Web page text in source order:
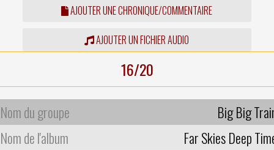
AJOUTER UNE CHRONIQUE/COMMENTAIRE
AJOUTER UN FICHIER AUDIO
16/20
Nom du groupe
Big Big
Nom de l'album
Far Skies Deep